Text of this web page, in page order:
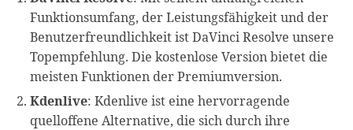
Funktionsumfang, der Leistungsfähigkeit und der
Benutzerfreundlichkeit ist DaVinci Resolve unsere
Topempfehlung. Die kostenlose Version bietet die
meisten Funktionen der Premiumversion.
Kdenlive: Kdenlive ist eine hervorragende
quelloffene Alternative, die sich durch ihre